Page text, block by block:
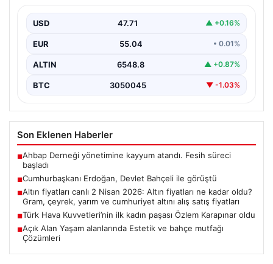
USD 47.71 ▲ +0.16%
EUR 55.04 • 0.01%
ALTIN 6548.8 ▲ +0.87%
BTC 3050045 ▼ -1.03%
Son Eklenen Haberler
■Ahbap Derneği yönetimine kayyum atandı. Fesih süreci
başladı
■Cumhurbaşkanı Erdoğan, Devlet Bahçeli ile görüştü
■Altın fiyatları canlı 2 Nisan 2026: Altın fiyatları ne kadar oldu?
Gram, çeyrek, yarım ve cumhuriyet altını alış satış fiyatları
■Türk Hava Kuvvetleri’nin ilk kadın paşası Özlem Karapınar oldu
■Açık Alan Yaşam alanlarında Estetik ve bahçe mutfağı
Çözümleri